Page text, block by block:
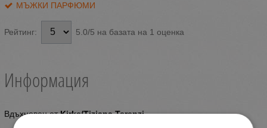
МЪЖКИ ПАРФЮМИ
Рейтинг: 5.0/5 на базата на 1 оценка
Информация
Вдъхновен отKirke/Tiziana Terenzi